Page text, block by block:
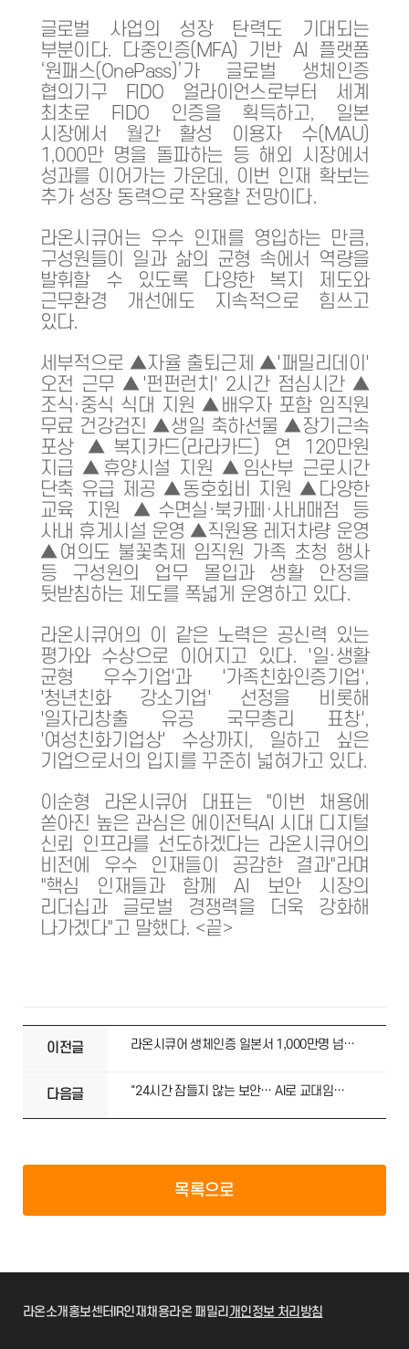
글로벌 사업의 성장 탄력도 기대되는
부분이다. 다중인증(MFA) 기반 AI 플랫폼
‘원패스(OnePass)’가 글로벌 생체인증
협의기구 FIDO 얼라이언스로부터 세계
최초로 FIDO 인증을 획득하고, 일본
시장에서 월간 활성 이용자 수(MAU)
1,000만 명을 돌파하는 등 해외 시장에서
성과를 이어가는 가운데, 이번 인재 확보는
추가 성장 동력으로 작용할 전망이다.
라온시큐어는 우수 인재를 영입하는 만큼,
구성원들이 일과 삶의 균형 속에서 역량을
발휘할 수 있도록 다양한 복지 제도와
근무환경 개선에도 지속적으로 힘쓰고
있다.
세부적으로 ▲자율 출퇴근제 ▲'패밀리데이'
오전 근무 ▲'펀펀런치' 2시간 점심시간 ▲
조식·중식 식대 지원 ▲배우자 포함 임직원
무료 건강검진 ▲생일 축하선물 ▲장기근속
포상 ▲복지카드(라라카드) 연 120만원
지급 ▲휴양시설 지원 ▲임산부 근로시간
단축 유급 제공 ▲동호회비 지원 ▲다양한
교육 지원 ▲수면실·북카페·사내매점 등
사내 휴게시설 운영 ▲직원용 레저차량 운영
▲여의도 불꽃축제 임직원 가족 초청 행사
등 구성원의 업무 몰입과 생활 안정을
뒷받침하는 제도를 폭넓게 운영하고 있다.
라온시큐어의 이 같은 노력은 공신력 있는
평가와 수상으로 이어지고 있다. '일·생활
균형 우수기업'과 '가족친화인증기업',
'청년친화 강소기업' 선정을 비롯해
'일자리창출 유공 국무총리 표창',
'여성친화기업상' 수상까지, 일하고 싶은
기업으로서의 입지를 꾸준히 넓혀가고 있다.
이순형 라온시큐어 대표는 "이번 채용에
쏟아진 높은 관심은 에이전틱AI 시대 디지털
신뢰 인프라를 선도하겠다는 라온시큐어의
비전에 우수 인재들이 공감한 결과"라며
"핵심 인재들과 함께 AI 보안 시장의
리더십과 글로벌 경쟁력을 더욱 강화해
나가겠다"고 말했다. <끝>
이전글 라온시큐어 생체인증 일본서 1,000만명 넘게 쓴다…'터치엔 원패스' 인기몰이
다음글 "24시간 잠들지 않는 보안… AI로 교대임무 대체"[인터뷰]
목록으로
라온소개 홍보센터 IR인재채용라온 패밀리 개인정보 처리방침